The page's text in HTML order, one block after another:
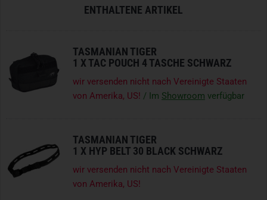
ENTHALTENE ARTIKEL
TASMANIAN TIGER
1 X TAC POUCH 4 TASCHE SCHWARZ
wir versenden nicht nach Vereinigte Staaten
von Amerika, US! / Im Showroom verfügbar
TASMANIAN TIGER
1 X HYP BELT 30 BLACK SCHWARZ
wir versenden nicht nach Vereinigte Staaten
von Amerika, US!